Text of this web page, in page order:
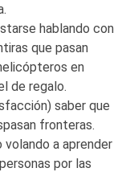
hablando con
que pasan
en
de regalo.
saber que
fronteras.
volando a aprender
por las